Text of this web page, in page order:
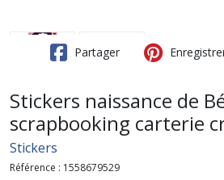
Partager
Stickers naissance de
scrapbooking carterie
Stickers
Référence : 1558679529